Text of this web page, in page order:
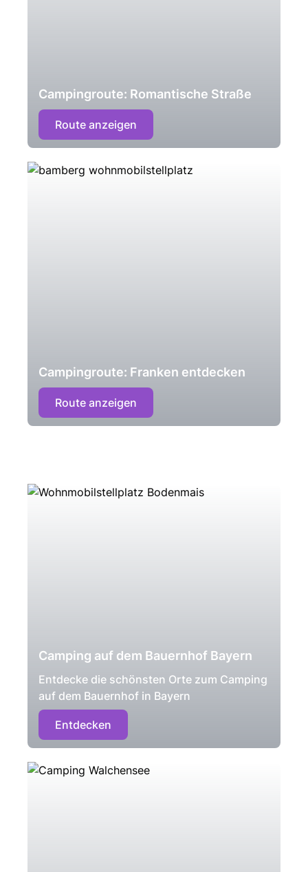
Campingroute: Romantische Straße
Route anzeigen
Campingroute: Franken entdecken
Route anzeigen
Camping auf dem Bauernhof Bayern
Entdecke die schönsten Orte zum Camping
auf dem Bauernhof in Bayern
Entdecken